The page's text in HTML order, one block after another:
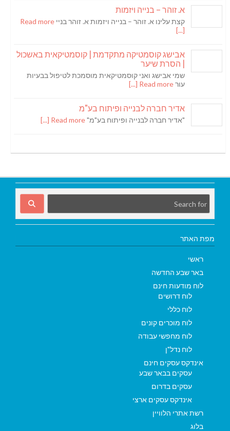
א. זוהר – בנייה ויזמות
קצת עלינו א. זוהר – בנייה ויזמות א. זוהר בניי Read more
[...]
אבישג קוסמטיקה מתקדמת | קוסמטיקאית באשכול
| הסרת שיער
שמי אבישג ואני קוסמטיקאית מוסמכת לטיפול בבעיות
עורRead more [...]
אדיר חברה לבנייה ופיתוח בע"מ
"אדיר חברה לבנייה ופיתוח בע"מ"Read more [...]
מפת האתר
ראשי
באר שבע החדשה
לוח מודעות חינם
לוח דרושים
לוח כללי
לוח מוכרים קונים
לוח מחפשי עבודה
לוח נדל"ן
אינדקס עסקים חינם
עסקים בבאר שבע
עסקים בדרום
אינדקס עסקים ארצי
רשת אתרי הלוויין
בלוג